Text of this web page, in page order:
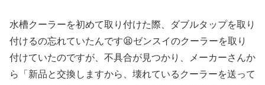
水槽クーラーを初めて取り付けた際、ダブルタップを取り
付けるの忘れていたんです😫ゼンスイのクーラーを取り
付けていたのですが、不具合が見つかり、メーカーさんか
ら「新品と交換しますから、壊れているクーラーを送って